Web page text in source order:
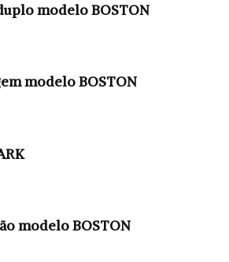
modelo BOSTON
modelo BOSTON
modelo BOSTON